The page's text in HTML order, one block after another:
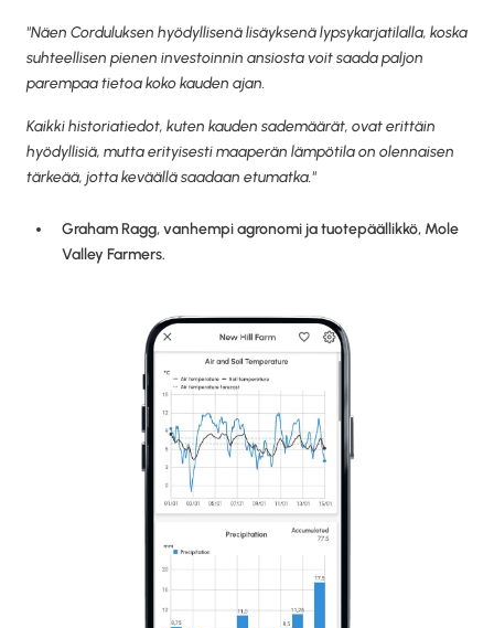
"Näen Corduluksen hyödyllisenä lisäyksenä lypsykarjatilalla, koska
suhteellisen pienen investoinnin ansiosta voit saada paljon
parempaa tietoa koko kauden ajan.
Kaikki historiatiedot, kuten kauden sademäärät, ovat erittäin
hyödyllisiä, mutta erityisesti maaperän lämpötila on olennaisen
tärkeää, jotta keväällä saadaan etumatka."
Graham Ragg, vanhempi agronomi ja tuotepäällikkö, Mole
Valley Farmers.